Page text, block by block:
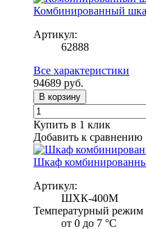
Комбинированный
Артикул:
62888
Все характеристики
94689 руб.
В корзину
Купить в 1 клик
Добавить к сравнению
Шкаф
Артикул:
ШХК-400М
Температурный режим
от 0 до 7 °C